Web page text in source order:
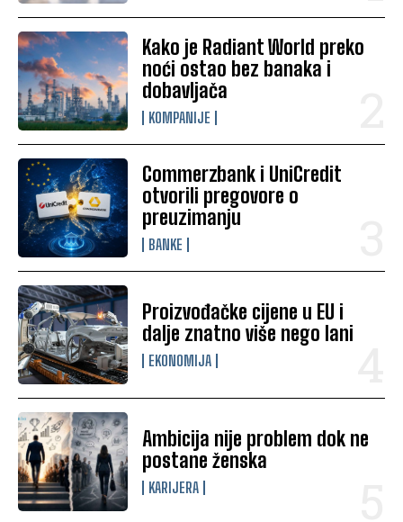
Kako je Radiant World preko
noći ostao bez banaka i
dobavljača
KOMPANIJE
Commerzbank i UniCredit
otvorili pregovore o
preuzimanju
BANKE
Proizvođačke cijene u EU i
dalje znatno više nego lani
EKONOMIJA
Ambicija nije problem dok ne
postane ženska
KARIJERA